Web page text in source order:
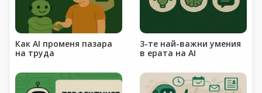
Как AI променя пазара
на труда
3-те най-важни умения
в ерата на AI